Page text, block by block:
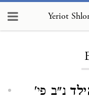
Yeriot
נ"ב פי'